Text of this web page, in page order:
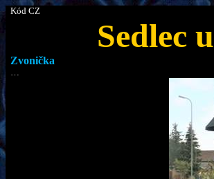
Kód CZ
Sedlec u
Zvonička
…